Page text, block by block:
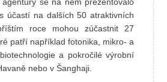
účastí na dalších 50 atraktivních
roce mohou zúčastnit 27
patří například fotonika, mikro- a
a pokročilé výrobní
nebo v Šanghaji.